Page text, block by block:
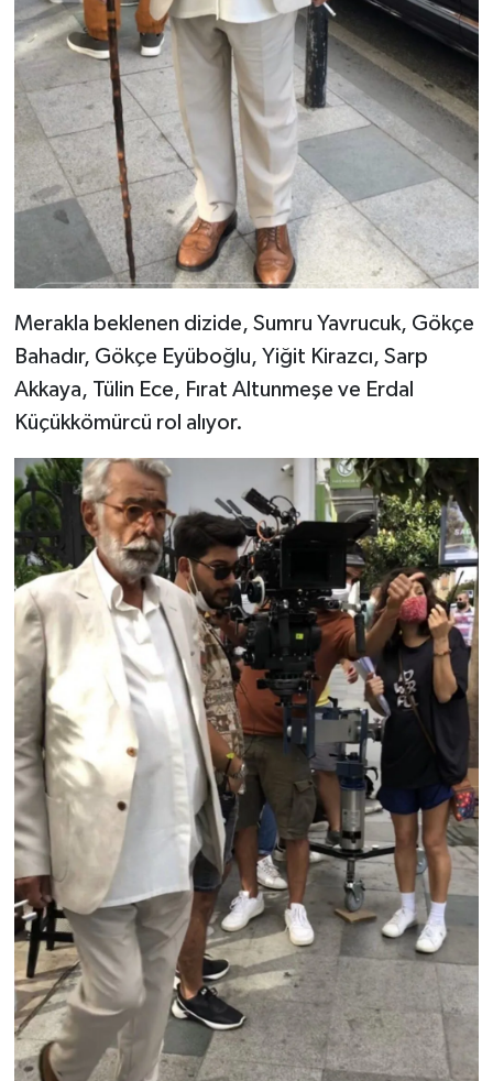
Merakla beklenen dizide, Sumru Yavrucuk, Gökçe
Bahadır, Gökçe Eyüboğlu, Yiğit Kirazcı, Sarp
Akkaya, Tülin Ece, Fırat Altunmeşe ve Erdal
Küçükkömürcü rol alıyor.